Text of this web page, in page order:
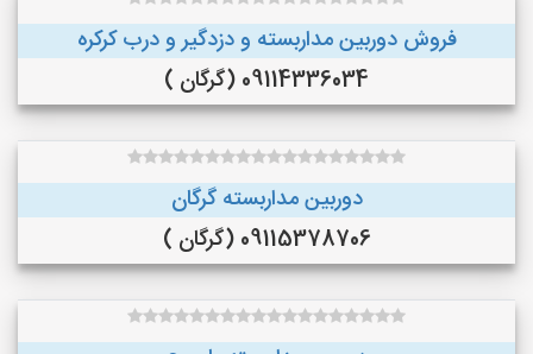
فروش دوربین مداربسته و دزدگیر و درب کرکره
09114336034 (گرگان )
دوربین مداربسته گرگان
09115378706 (گرگان )